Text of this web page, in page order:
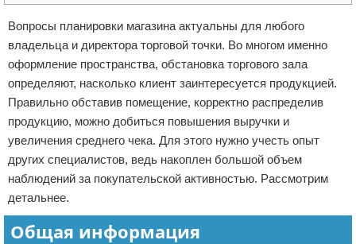
Самосовершенствование
Деловое общение
Менеджмент
Вопросы планировки магазина актуальны для любого
владельца и директора торговой точки. Во многом именно
оформление пространства, обстановка торгового зала
определяют, насколько клиент заинтересуется продукцией.
Правильно обставив помещение, корректно распределив
продукцию, можно добиться повышения выручки и
увеличения среднего чека. Для этого нужно учесть опыт
других специалистов, ведь накоплен большой объем
наблюдений за покупательской активностью. Рассмотрим
детальнее.
Общая информация